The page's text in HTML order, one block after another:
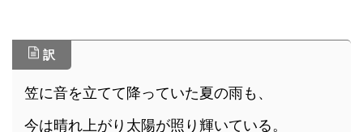
訳
笠に音を立てて降っていた夏の雨も、
今は晴れ上がり太陽が照り輝いている。